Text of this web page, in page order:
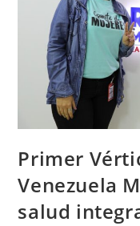
Primer
Venezuela
salud